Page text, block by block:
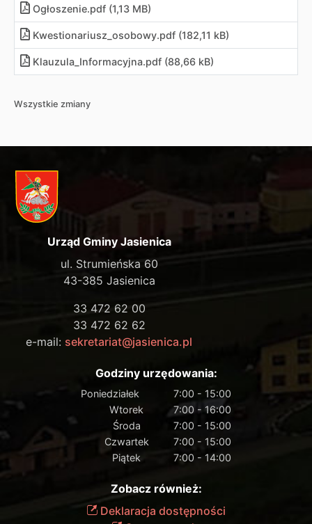
Ogłoszenie.pdf (1,13 MB)
Kwestionariusz_osobowy.pdf (182,11 kB)
Klauzula_Informacyjna.pdf (88,66 kB)
Wszystkie zmiany
Urząd Gminy Jasienica
ul. Strumieńska 60
43-385 Jasienica
33 472 62 00
33 472 62 62
e-mail: sekretariat@jasienica.pl
Godziny urzędowania:
Poniedziałek
7:00 - 15:00
Wtorek
7:00 - 16:00
Środa
7:00 - 15:00
Czwartek
7:00 - 15:00
Piątek
7:00 - 14:00
Zobacz również:
Deklaracja dostępności